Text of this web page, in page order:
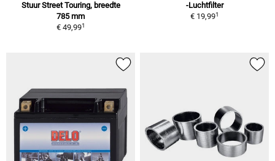
Stuur Street Touring, breedte
785 mm
€ 49,991
-Luchtfilter
€ 19,991